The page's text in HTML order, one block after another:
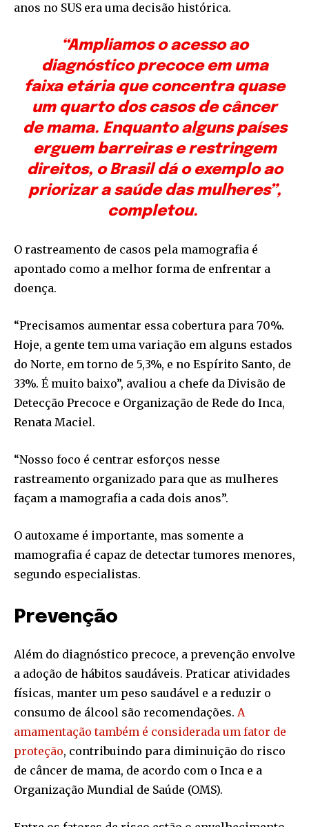
anos no SUS era uma decisão histórica.
“Ampliamos o acesso ao
diagnóstico precoce em uma
faixa etária que concentra quase
um quarto dos casos de câncer
de mama. Enquanto alguns países
erguem barreiras e restringem
direitos, o Brasil dá o exemplo ao
priorizar a saúde das mulheres”,
completou.
O rastreamento de casos pela mamografia é
apontado como a melhor forma de enfrentar a
doença.
“Precisamos aumentar essa cobertura para 70%.
Hoje, a gente tem uma variação em alguns estados
do Norte, em torno de 5,3%, e no Espírito Santo, de
33%. É muito baixo”, avaliou a chefe da Divisão de
Detecção Precoce e Organização de Rede do Inca,
Renata Maciel.
“Nosso foco é centrar esforços nesse
rastreamento organizado para que as mulheres
façam a mamografia a cada dois anos”.
O autoxame é importante, mas somente a
mamografia é capaz de detectar tumores menores,
segundo especialistas.
Prevenção
Além do diagnóstico precoce, a prevenção envolve
a adoção de hábitos saudáveis. Praticar atividades
físicas, manter um peso saudável e a reduzir o
consumo de álcool são recomendações. A
amamentação também é considerada um fator de
proteção, contribuindo para diminuição do risco
de câncer de mama, de acordo com o Inca e a
Organização Mundial de Saúde (OMS).